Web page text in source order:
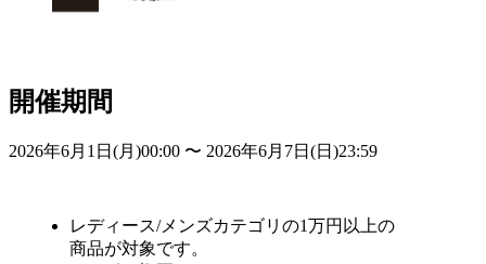
開催期間
2026年6月1日(月)00:00 〜 2026年6月7日(日)23:59
レディース/メンズカテゴリの1万円以上の
商品が対象です。